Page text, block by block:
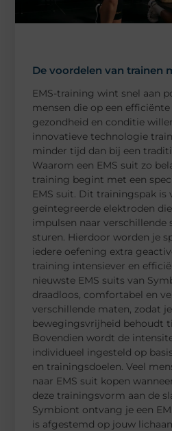
De voordelen van trainen
EMS-training wint snel aan
mensen die op een
gezondheid en conditie
innovatieve technologie
minder tijd dan bij een
Waarom een EMS suit zo
training begint met een
EMS suit. Dit trainingspak is
geïntegreerde elektroden
impulsen naar verschillende
sturen. Hierdoor worden je
iedere oefening extra
training intensiever en
nieuwste EMS suits van
draadloos, comfortabel en
verschillende maten, zodat
bewegingsvrijheid behoudt
Bovendien wordt de
individueel ingesteld op
en trainingsdoelen. Veel
naar EMS suit kopen
deze trainingsvorm aan de
Symbiont ontvang je een
is afgestemd op jouw